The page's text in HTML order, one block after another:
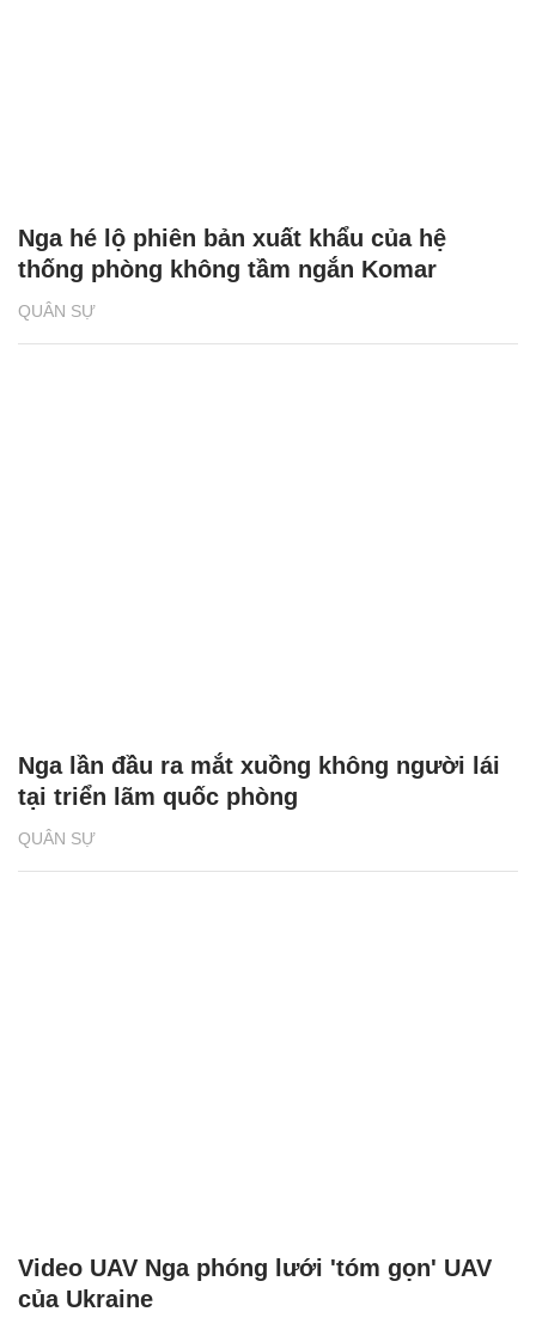
QUÂN SỰ
Nga hé lộ phiên bản xuất khẩu của hệ
thống phòng không tầm ngắn Komar
QUÂN SỰ
Nga lần đầu ra mắt xuồng không người lái
tại triển lãm quốc phòng
Video UAV Nga phóng lưới 'tóm gọn' UAV
của Ukraine